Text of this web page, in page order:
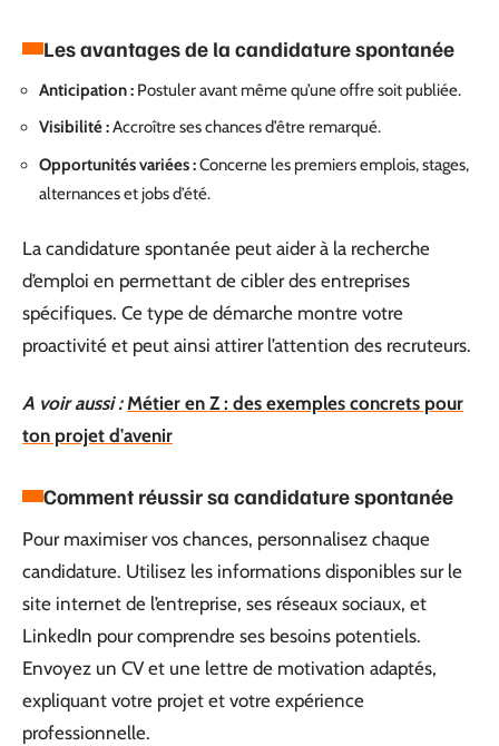
Les avantages de la candidature spontanée
Anticipation : Postuler avant même qu’une offre soit publiée.
Visibilité :Accroître ses chances d’être remarqué.
Opportunités variées :Concerne les premiers emplois, stages,
alternances et jobs d’été.
La candidature spontanée peut aider à la recherche
d’emploi en permettant de cibler des entreprises
spécifiques. Ce type de démarche montre votre
proactivité et peut ainsi attirer l’attention des recruteurs.
A voir aussi : Métier en Z : des exemples concrets pour
ton projet d'avenir
Comment réussir sa candidature spontanée
Pour maximiser vos chances, personnalisez chaque
candidature. Utilisez les informations disponibles sur le
site internet de l’entreprise, ses réseaux sociaux, et
LinkedIn pour comprendre ses besoins potentiels.
Envoyez un CV et une lettre de motivation adaptés,
expliquant votre projet et votre expérience
professionnelle.